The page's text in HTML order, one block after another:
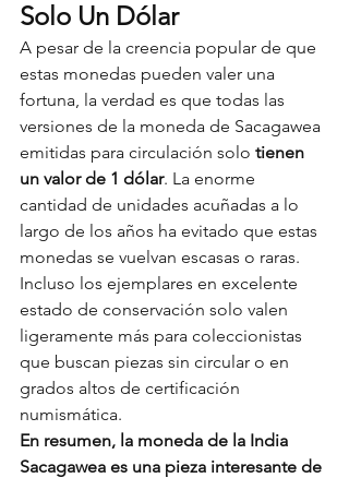
Solo Un Dólar
A pesar de la creencia popular de que
estas monedas pueden valer una
fortuna, la verdad es que todas las
versiones de la moneda de Sacagawea
emitidas para circulación solo tienen
un valor de 1 dólar. La enorme
cantidad de unidades acuñadas a lo
largo de los años ha evitado que estas
monedas se vuelvan escasas o raras.
Incluso los ejemplares en excelente
estado de conservación solo valen
ligeramente más para coleccionistas
que buscan piezas sin circular o en
grados altos de certificación
numismática.
En resumen, la moneda de la India
Sacagawea es una pieza interesante de